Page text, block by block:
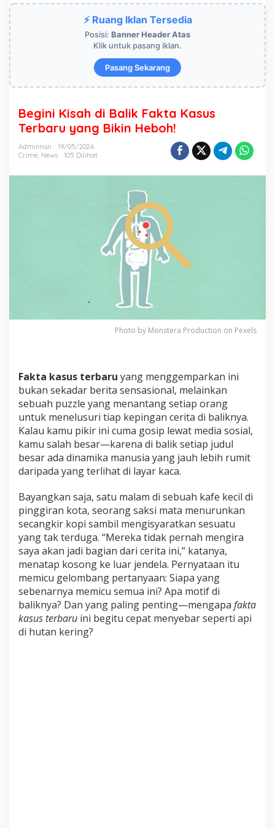
n
a
B
a
l
k
r
y
a
n
g
B
i
k
n
H
b
o
!
⚡ Ruang Iklan Tersedia
Posisi: Banner Header Atas
Klik untuk pasang iklan.
Pasang Sekarang
Begini Kisah di Balik Fakta Kasus
Terbaru yang Bikin Heboh!
Adminnsn
19/05/2026
Crime News 105 Dilihat
Photo by Monstera Production on Pexels
Fakta kasus terbaru yang menggemparkan ini
bukan sekadar berita sensasional, melainkan
sebuah puzzle yang menantang setiap orang
untuk menelusuri tiap kepingan cerita di baliknya.
Kalau kamu pikir ini cuma gosip lewat media sosial,
kamu salah besar—karena di balik setiap judul
besar ada dinamika manusia yang jauh lebih rumit
daripada yang terlihat di layar kaca.
Bayangkan saja, satu malam di sebuah kafe kecil di
pinggiran kota, seorang saksi mata menurunkan
secangkir kopi sambil mengisyaratkan sesuatu
yang tak terduga. “Mereka tidak pernah mengira
saya akan jadi bagian dari cerita ini,” katanya,
menatap kosong ke luar jendela. Pernyataan itu
memicu gelombang pertanyaan: Siapa yang
sebenarnya memicu semua ini? Apa motif di
baliknya? Dan yang paling penting—mengapa fakta
kasus terbaru ini begitu cepat menyebar seperti api
di hutan kering?